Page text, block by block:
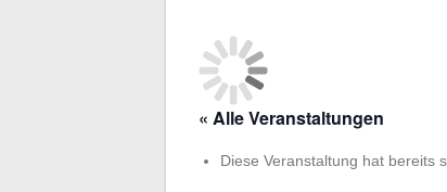
« Alle Veranstaltungen
Diese Veranstaltung hat bereits